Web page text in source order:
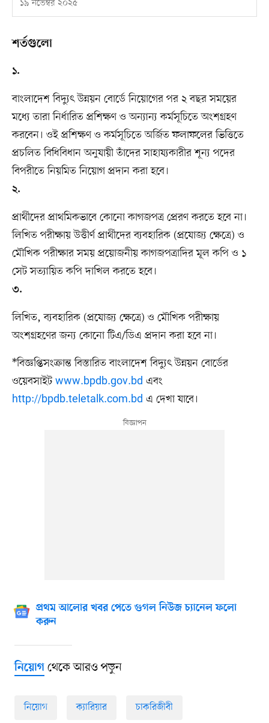
১৯ নভেম্বর ২০২৫
শর্তগুলো
১.
বাংলাদেশ বিদ্যুৎ উন্নয়ন বোর্ডে নিয়োগের পর ২ বছর সময়ের
মধ্যে তারা নির্ধারিত প্রশিক্ষণ ও অন্যান্য কর্মসূচিতে অংশগ্রহণ
করবেন। ওই প্রশিক্ষণ ও কর্মসূচিতে অর্জিত ফলাফলের ভিত্তিতে
প্রচলিত বিধিবিধান অনুযায়ী তাঁদের সাহায্যকারীর শূন্য পদের
বিপরীতে নিয়মিত নিয়োগ প্রদান করা হবে।
২.
প্রার্থীদের প্রাথমিকভাবে কোনো কাগজপত্র প্রেরণ করতে হবে না।
লিখিত পরীক্ষায় উত্তীর্ণ প্রার্থীদের ব্যবহারিক (প্রযোজ্য ক্ষেত্রে) ও
মৌখিক পরীক্ষার সময় প্রয়োজনীয় কাগজপত্রাদির মূল কপি ও ১
সেট সত্যায়িত কপি দাখিল করতে হবে।
৩.
লিখিত, ব্যবহারিক (প্রযোজ্য ক্ষেত্রে) ও মৌখিক পরীক্ষায়
অংশগ্রহণের জন্য কোনো টিএ/ডিএ প্রদান করা হবে না।
*বিজ্ঞপ্তিসংক্রান্ত বিস্তারিত বাংলাদেশ বিদ্যুৎ উন্নয়ন বোর্ডের
ওয়েবসাইট www.bpdb.gov.bd এবং
http://bpdb.teletalk.com.bd এ দেখা যাবে।
প্রথম আলোর খবর পেতে গুগল নিউজ চ্যানেল ফলো
করুন
নিয়োগথেকে আরও পড়ুন
নিয়োগ ক্যারিয়ার চাকরিজীবী